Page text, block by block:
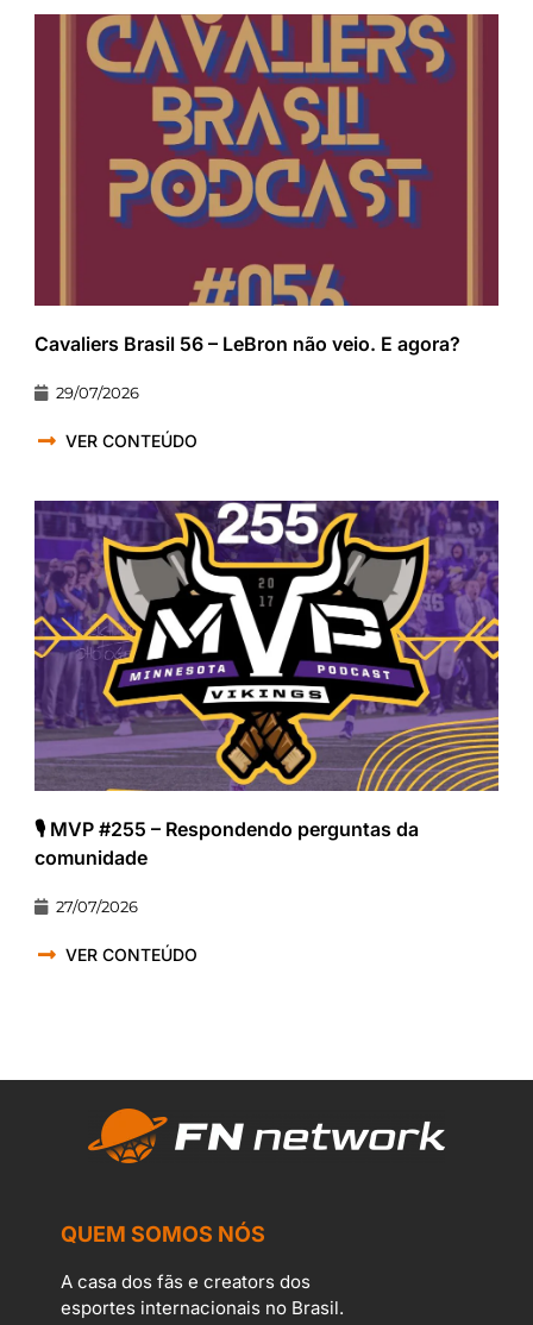
Cavaliers Brasil 56 – LeBron não veio. E agora?
29/07/2026
VER CONTEÚDO
🎙️ MVP #255 – Respondendo perguntas da
comunidade
27/07/2026
VER CONTEÚDO
QUEM SOMOS NÓS
A casa dos fãs e creators dos
esportes internacionais no Brasil.